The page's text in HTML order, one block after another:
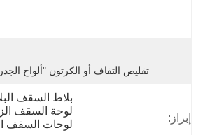
تقليص التفاف أو الكرتون "ألواح
إبراز:
بلاط السقف
لوحة السقف